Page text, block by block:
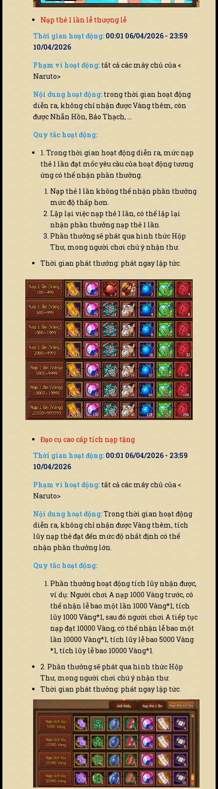
Nạp thẻ 1 lần lễ thượng lễ
Thời gian hoạt động: 00:01 06/04/2026 - 23:59
10/04/2026
Phạm vi hoạt động: tất cả các máy chủ của <
Naruto>
Nội dung hoạt động: trong thời gian hoạt động
diễn ra, không chỉ nhận được Vàng thêm, còn
được Nhẫn Hồn, Bảo Thạch, …
Quy tắc hoạt động:
1. Trong thời gian hoạt động diễn ra, mức nạp
thẻ 1 lần đạt mốc yêu cầu của hoạt động tương
ứng có thể nhận phần thưởng.
Nạp thẻ 1 lần không thể nhận phần thưởng
mức độ thấp hơn.
Lặp lại việc nạp thẻ 1 lần, có thể lặp lại
nhận phần thưởng nạp thẻ 1 lần.
Phần thưởng sẽ phát qua hình thức Hộp
Thư, mong người chơi chú ý nhận thư.
Thời gian phát thưởng: phát ngay lập tức.
Đạo cụ cao cấp tích nạp tặng
Thời gian hoạt động: 00:01 06/04/2026 - 23:59
10/04/2026
Phạm vi hoạt động: tất cả các máy chủ của <
Naruto>
Nội dung hoạt động:Trong thời gian hoạt động
diễn ra, không chỉ nhận được Vàng thêm, tích
lũy nạp thẻ đạt đến mức độ nhất định có thể
nhận phần thưởng lớn.
Quy tắc hoạt động:
Phần thưởng hoạt động tích lũy nhận được,
ví dụ: Người chơi A nạp 1000 Vàng trước, có
thể nhận lễ bao một lần 1000 Vàng*1, tích
lũy 1000 Vàng*1, sau đó người chơi A tiếp tục
nạp đạt 10000 Vàng, có thể nhận lễ bao một
lần 10000 Vàng*1, tích lũy lễ bao 5000 Vàng
*1, tích lũy lễ bao 10000 Vàng*1.
2. Phần thưởng sẽ phát qua hình thức Hộp
Thư, mong người chơi chú ý nhận thư.
Thời gian phát thưởng: phát ngay lập tức.